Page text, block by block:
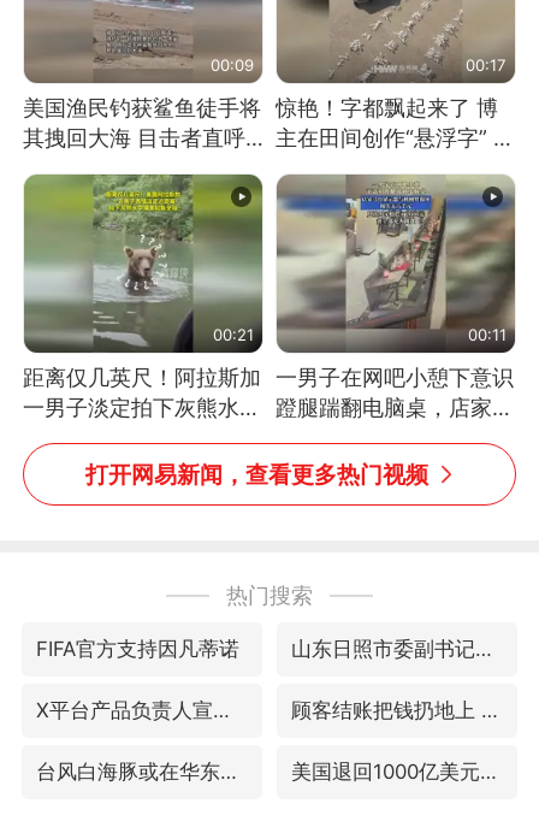
00:09
美国渔民钓获鲨鱼徒手将
其拽回大海 目击者直呼
震惊 （视频来源：参考
00:17
惊艳！字都飘起来了 博
主在田间创作“悬浮字” 网
友：真·裸眼3D！
00:21
距离仅几英尺！阿拉斯加
一男子淡定拍下灰熊水中
捕食鲑鱼全程
00:11
一男子在网吧小憩下意识
蹬腿踹翻电脑桌，店家3
台显示器与机械臂损坏
打开网易新闻，查看更多热门视频
热门搜索
FIFA官方支持因凡蒂诺 山东日照市委副书记王峰被查
X平台产品负责人宣布离职 顾客结账把钱扔地上 服务员霸气扔回
台风白海豚或在华东沿海登陆 美国退回1000亿美元关税